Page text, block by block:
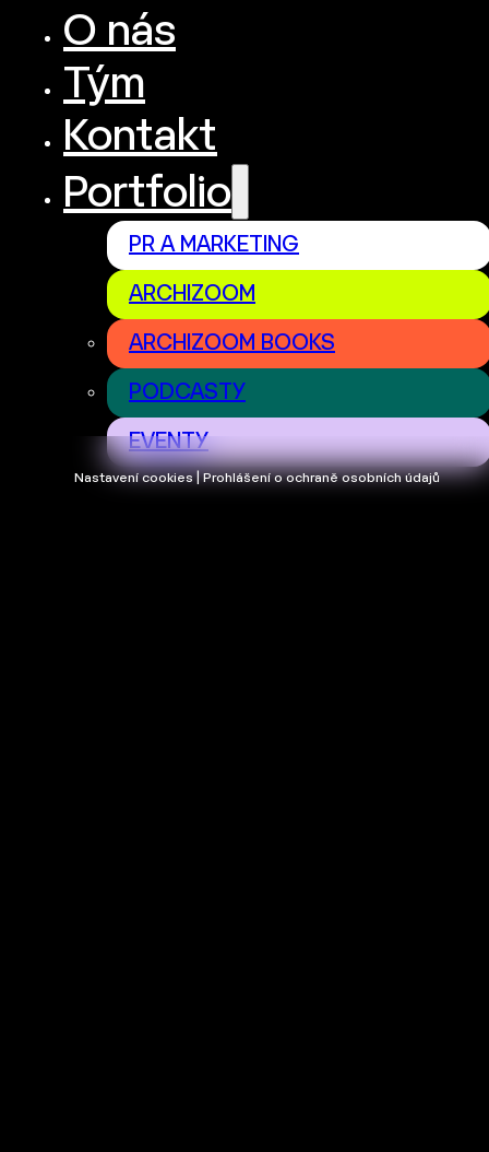
Nastavení cookies | Prohlášení o ochraně osobních údajů
O nás
Tým
Kontakt
Portfolio
PR A MARKETING
ARCHIZOOM
ARCHIZOOM BOOKS
PODCASTY
EVENTY